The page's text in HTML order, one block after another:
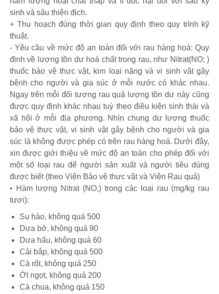
sinh và sâu thiên địch.
+ Thu hoạch đúng thời gian quy định theo quy trình kỹ
thuật.
- Yêu cầu về mức độ an toàn đối với rau hàng hoá: Quy
định về lượng tồn dư hoá chất trong rau, như Nitrat(NO; )
thuốc bảo vệ thực vật, kim loại nặng và vi sinh vật gây
bệnh cho người và gia súc ở mỗi nước có khác nhau.
Ngay trên mỗi đối tượng rau quả lượng tồn dư này cũng
được quy định khác nhau tuỳ theo điều kiện sinh thái và
xã hội ở mỗi địa phương. Nhìn chung dư lượng thuốc
bảo vệ thực vật, vi sinh vật gây bệnh cho người và gia
súc là không được phép có trên rau hàng hoá. Dưới đây,
xin được giới thiệu về mức độ an toàn cho phép đối với
một số loại rau để người sản xuất và người tiêu dùng
được biết (theo Viện Bảo vệ thực vật và Viện Rau quả)
• Hàm lượng Nitrat (NO,) trong các loại rau (mg/kg rau
tươi):
Su hào, không quá 500
Dưa bở, không quá 90
Dưa hấu, không quá 60
Cải bắp, không quá 500
Cà rốt, không quá 250
Ớt ngọt, không quá 200
Cà chua, không quá 150